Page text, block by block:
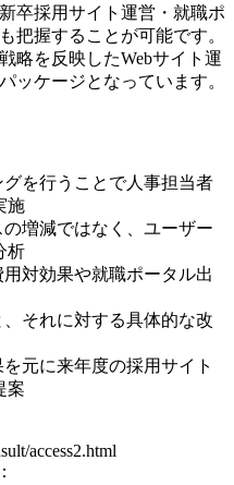
卒採用サイト運営・就職ポ
把握することが可能です。
略を反映したWebサイト運
ッケージとなっています。
グを行うことで人事担当者
施
の増減ではなく、ユーザー
析
用対効果や就職ポータル出
、それに対する具体的な改
を元に来年度の採用サイト
案
access2.html